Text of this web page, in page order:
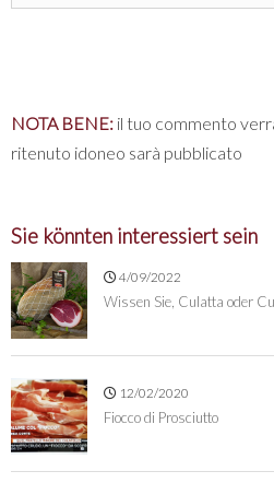
NOTA BENE: il tuo commento
ritenuto idoneo sarà pubblicato
Sie könnten interessiert sein
4/09/2022
Wissen Sie, Culatta oder
12/02/2020
Fiocco di Prosciutto